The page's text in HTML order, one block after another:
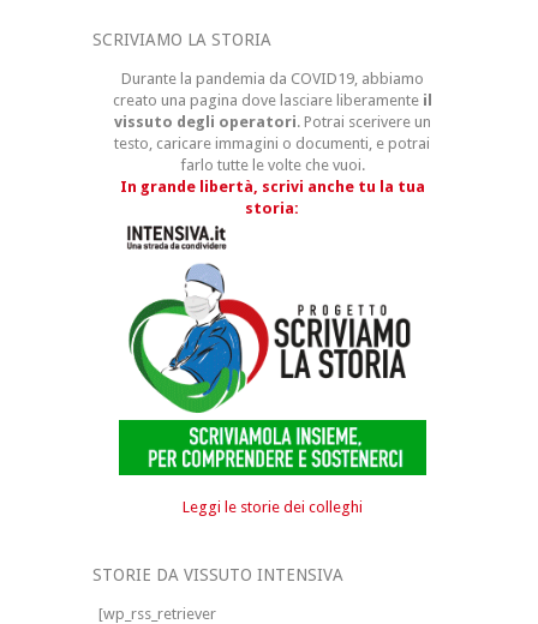
SCRIVIAMO LA STORIA
Durante la pandemia da COVID19, abbiamo
creato una pagina dove lasciare liberamenteil
vissuto degli operatori. Potrai scerivere un
testo, caricare immagini o documenti, e potrai
farlo tutte le volte che vuoi.
In grande libertà, scrivi anche tu la tua
storia:
Leggi le storie dei colleghi
STORIE DA VISSUTO INTENSIVA
[wp_rss_retriever